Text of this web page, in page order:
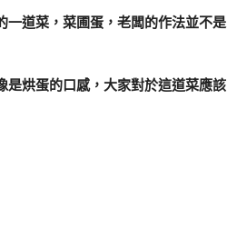
一道菜，菜圃蛋，老闆的作法並不是
是烘蛋的口感，大家對於這道菜應該